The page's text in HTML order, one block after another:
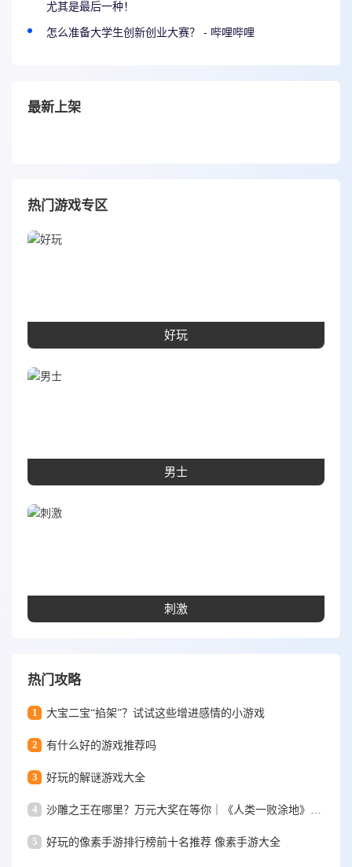
尤其是最后一种！
怎么准备大学生创新创业大赛？ - 哔哩哔哩
最新上架
热门游戏专区
好玩
男士
刺激
热门攻略
1 大宝二宝“掐架”？试试这些增进感情的小游戏
2 有什么好的游戏推荐吗
3 好玩的解谜游戏大全
4 沙雕之王在哪里？万元大奖在等你｜《人类一败涂地》手游视频大赛
5 好玩的像素手游排行榜前十名推荐 像素手游大全